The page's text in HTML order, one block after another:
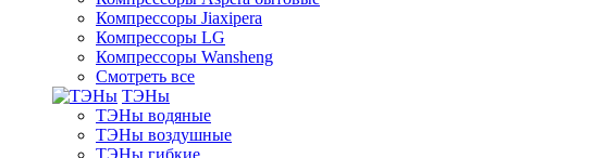
Компрессоры Jiaxipera
Компрессоры LG
Компрессоры Wansheng
Смотреть все
ТЭНы
ТЭНы водяные
ТЭНы воздушные
ТЭНы гибкие